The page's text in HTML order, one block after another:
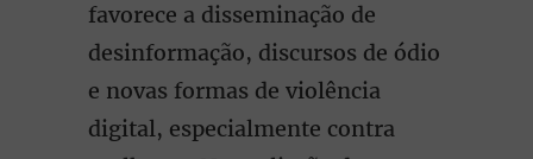
favorece a disseminação de
desinformação, discursos de ódio
e novas formas de violência
digital, especialmente contra